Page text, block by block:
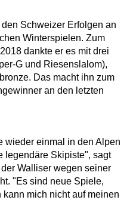
Schweizer Erfolgen an
Winterspielen. Zum
dankte er es mit drei
G und Riesenslalom),
Das macht ihn zum
an den letzten
wieder einmal in den Alpen
legendäre Skipiste", sagt
Walliser wegen seiner
"Es sind neue Spiele,
mich nicht auf meinen